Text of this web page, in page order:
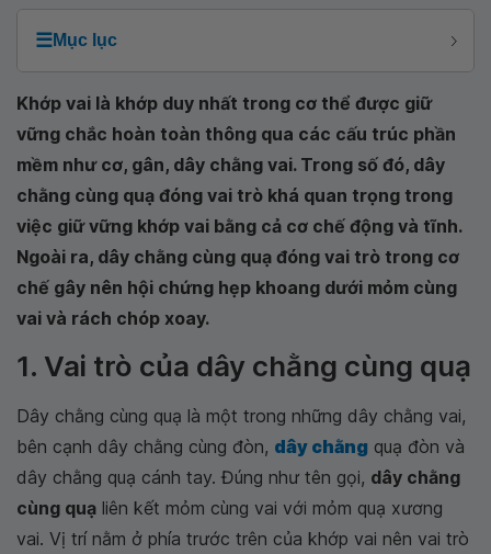
☰Mục lục
Khớp vai là khớp duy nhất trong cơ thể được giữ
vững chắc hoàn toàn thông qua các cấu trúc phần
mềm như cơ, gân, dây chằng vai. Trong số đó, dây
chằng cùng quạ đóng vai trò khá quan trọng trong
việc giữ vững khớp vai bằng cả cơ chế động và tĩnh.
Ngoài ra, dây chằng cùng quạ đóng vai trò trong cơ
chế gây nên hội chứng hẹp khoang dưới mỏm cùng
vai và rách chóp xoay.
1. Vai trò của dây chằng cùng quạ
Dây chằng cùng quạ là một trong những dây chằng vai,
bên cạnh dây chằng cùng đòn, dây chằng quạ đòn và
dây chằng quạ cánh tay. Đúng như tên gọi, dây chằng
cùng quạ liên kết mỏm cùng vai với mỏm quạ xương
vai. Vị trí nằm ở phía trước trên của khớp vai nên vai trò